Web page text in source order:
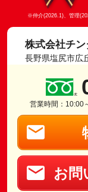
※仲介(2026.1)、管理
株式会社チン
長野県塩尻市広
営業時間：10:00
お問